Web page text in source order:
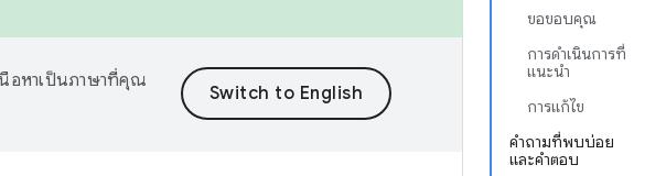
ขอขอบคุณ
การดำเนินการที่
แนะนำ
การแก้ไข
คำถามที่พบบ่อย
และคำตอบ
อหาเป็นภาษาที่คุณ